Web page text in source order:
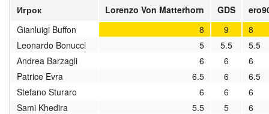
Отборочный матч (2026 / 2027)
MotoGP & Biathlon
2023/2024
2022/2023
2021/2022
2020/2021
Игрок Lorenzo Von Matterhorn GDS
Gianluigi Buffon
8 9
8
Leonardo Bonucci
5 5.5
5.5
Andrea Barzagli
6 6
6
Patrice Evra
6.5 6
6.5
Stefano Sturaro
6 6
6
Sami Khedira
5.5 5
6